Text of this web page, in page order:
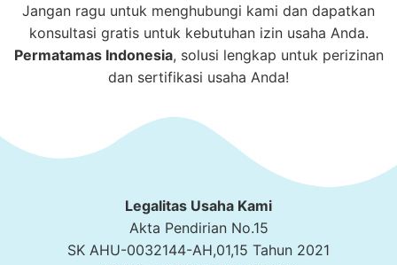
Jangan ragu untuk menghubungi kami dan dapatkan
konsultasi gratis untuk kebutuhan izin usaha Anda.
PermatamasIndonesia, solusi lengkap untuk perizinan
dan sertifikasi usaha Anda!
Legalitas Usaha Kami
Akta Pendirian No.15
SK AHU-0032144-AH,01,15 Tahun 2021